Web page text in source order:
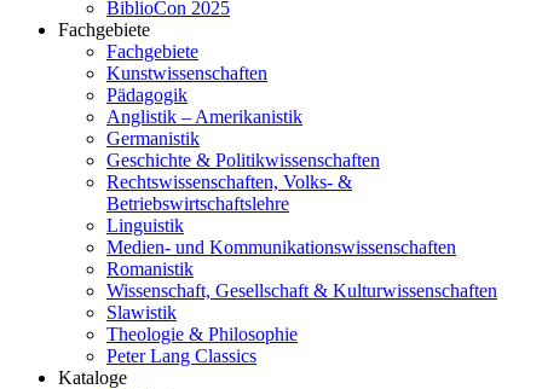
BiblioCon 2025
Fachgebiete
Fachgebiete
Kunstwissenschaften
Pädagogik
Anglistik – Amerikanistik
Germanistik
Geschichte & Politikwissenschaften
Rechtswissenschaften, Volks- &
Betriebswirtschaftslehre
Linguistik
Medien- und Kommunikationswissenschaften
Romanistik
Wissenschaft, Gesellschaft & Kulturwissenschaften
Slawistik
Theologie & Philosophie
Peter Lang Classics
Kataloge